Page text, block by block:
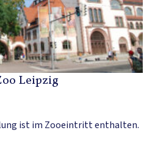
Leipzig
ist im Zooeintritt enthalten.